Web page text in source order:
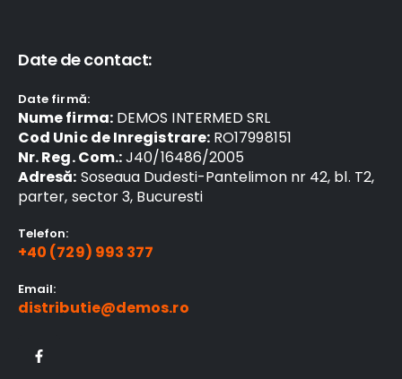
Date de contact:
Date firmă:
Nume firma:DEMOS INTERMED SRL
Cod Unic de Inregistrare: RO17998151
Nr. Reg. Com.:J40/16486/2005
Adresă: Soseaua Dudesti-Pantelimon nr 42, bl. T2,
parter, sector 3, Bucuresti
Telefon:
+40 (729) 993 377
Email:
distributie@demos.ro